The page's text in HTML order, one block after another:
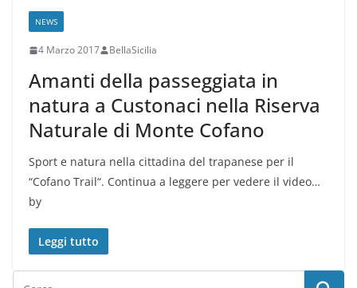
NEWS
4 Marzo 2017 BellaSicilia
Amanti della passeggiata in
natura a Custonaci nella Riserva
Naturale di Monte Cofano
Sport e natura nella cittadina del trapanese per il
“Cofano Trail“. Continua a leggere per vedere il video…
by
Leggi tutto